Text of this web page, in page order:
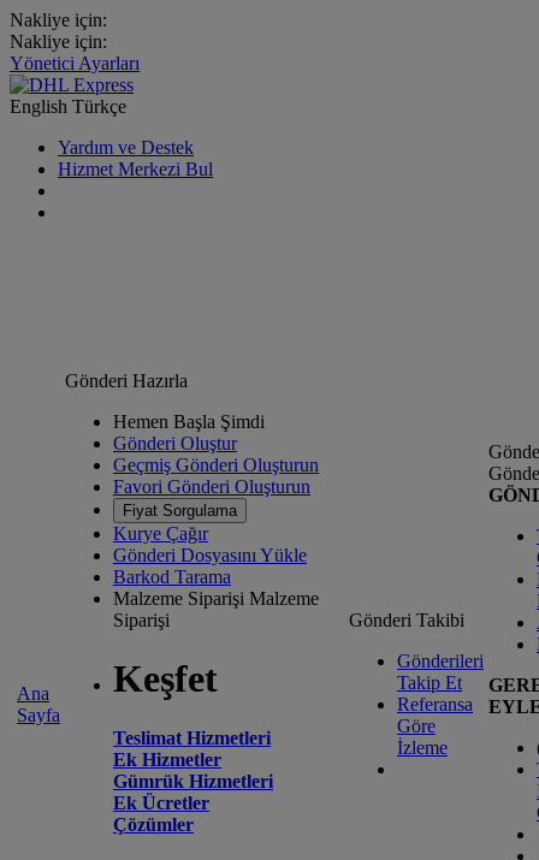
Nakliye için:
Nakliye için:
Yönetici Ayarları
English Türkçe
Yardım ve Destek
Hizmet Merkezi Bul
Ana
Sayfa
Gönderi Hazırla
Hemen Başla Şimdi
Gönderi Oluştur
Geçmiş Gönderi Oluşturun
Favori Gönderi Oluşturun
Fiyat Sorgulama
Kurye Çağır
Gönderi Dosyasını Yükle
Barkod Tarama
Malzeme Siparişi Malzeme
Siparişi
Keşfet
Teslimat Hizmetleri
Ek Hizmetler
Gümrük Hizmetleri
Ek Ücretler
Çözümler
Gönderi Takibi
Gönderileri
Takip Et
Referansa
Göre
İzleme